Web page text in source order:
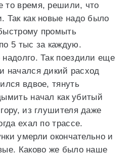
то время, решили, что
Так как новые надо было
промыть
5 тыс за каждую.
Так поездили еще
начался дикий расход
вдвое, тянуть
начал как убитый
из глушителя даже
ехал по трассе.
умерли окончательно и
Каково же было наше